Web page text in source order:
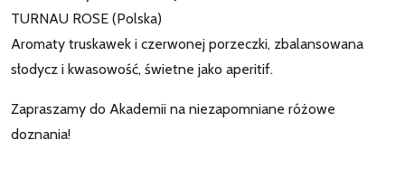
TURNAU ROSE (Polska)
Aromaty truskawek i czerwonej porzeczki, zbalansowana
słodycz i kwasowość, świetne jako aperitif.
Zapraszamy do Akademii na niezapomniane różowe
doznania!